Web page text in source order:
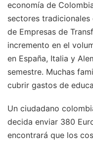
economía de
sectores
de Empresas de
incremento en el
en España, Italia y
semestre. Muchas
cubrir gastos de
Un ciudadano
decida enviar 380
encontrará que los